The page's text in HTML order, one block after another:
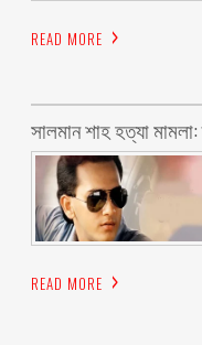
READ MORE
সালমান শাহ হত্যা
READ MORE